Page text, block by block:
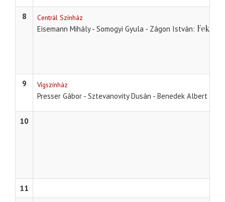
8 Centrál Színház
Eisemann Mihály - Somogyi Gyula - Zágon István Fekete
9 Vígszínház
Presser Gábor - Sztevanovity Dusán - Benedek Albert -
10
11